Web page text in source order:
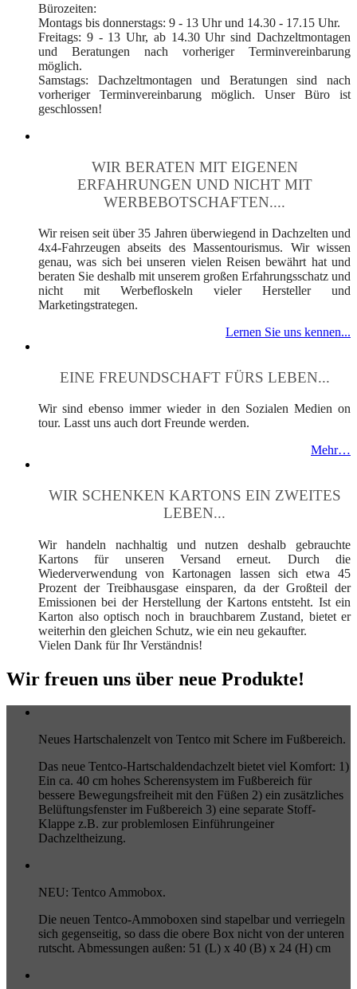
Bürozeiten:
Montags bis donnerstags: 9 - 13 Uhr und 14.30 - 17.15 Uhr.
Freitags: 9 - 13 Uhr, ab 14.30 Uhr sind Dachzeltmontagen
und Beratungen nach vorheriger Terminvereinbarung
möglich.
Samstags: Dachzeltmontagen und Beratungen sind nach
vorheriger Terminvereinbarung möglich. Unser Büro ist
geschlossen!
WIR BERATEN MIT EIGENEN
ERFAHRUNGEN UND NICHT MIT
WERBEBOTSCHAFTEN....
Wir reisen seit über 35 Jahren überwiegend in Dachzelten und
4x4-Fahrzeugen abseits des Massentourismus. Wir wissen
genau, was sich bei unseren vielen Reisen bewährt hat und
beraten Sie deshalb mit unserem großen Erfahrungsschatz und
nicht mit Werbefloskeln vieler Hersteller und
Marketingstrategen.
Lernen Sie uns kennen...
EINE FREUNDSCHAFT FÜRS LEBEN...
Wir sind ebenso immer wieder in den Sozialen Medien on
tour. Lasst uns auch dort Freunde werden.
Mehr…
WIR SCHENKEN KARTONS EIN ZWEITES
LEBEN...
Wir handeln nachhaltig und nutzen deshalb gebrauchte
Kartons für unseren Versand erneut. Durch die
Wiederverwendung von Kartonagen lassen sich etwa 45
Prozent der Treibhausgase einsparen, da der Großteil der
Emissionen bei der Herstellung der Kartons entsteht. Ist ein
Karton also optisch noch in brauchbarem Zustand, bietet er
weiterhin den gleichen Schutz, wie ein neu gekaufter.
Vielen Dank für Ihr Verständnis!
Wir freuen uns über neue Produkte!
Neues Hartschalenzelt von Tentco mit Schere im Fußbereich.
Das neue Tentco-Hartschaldendachzelt bietet viel Komfort: 1)
Ein ca. 40 cm hohes Scherensystem im Fußbereich für
bessere Bewegungsfreiheit mit den Füßen 2) ein zusätzliches
Belüftungsfenster im Fußbereich 3) eine separate Stoff-
Klappe z.B. zur problemlosen Einführungeiner
Dachzeltheizung.
NEU: Tentco Ammobox.
Die neuen Tentco-Ammoboxen sind stapelbar und verriegeln
sich gegenseitig, so dass die obere Box nicht von der unteren
rutscht. Abmessungen außen: 51 (L) x 40 (B) x 24 (H) cm